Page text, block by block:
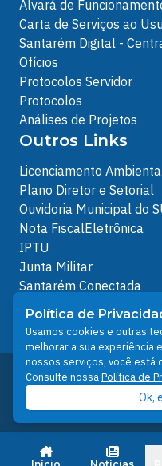
Alvará de
Carta de Serviços ao
Santarém Digital -
Ofícios
Protocolos Servidor
Protocolos
Análises de Projetos
Outros Links
Licenciamento
Plano Diretor e Setorial
Ouvidoria Municipal do
Nota FiscalEletrônica
IPTU
Junta Militar
Santarém Conectada
Política de Privacidade
People illustrations by
Desenvolvido pelo
Tecnologia da
Prefeitura de
Política de
Usamos cookies e outras
melhorar a sua experiência
nossos serviços, você está
Consulte nossaPolítica de
Ok,